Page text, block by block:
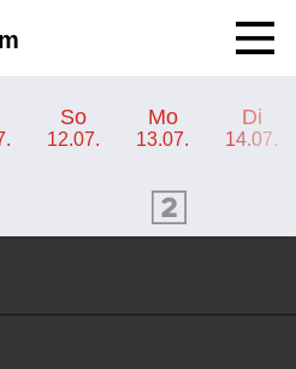
So
12.07.
Mo
13.07.
Di
14.07.
ORF 2 Programm